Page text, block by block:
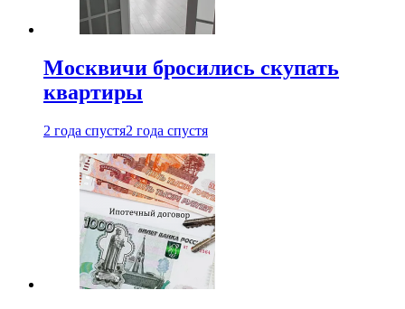
Москвичи бросились скупать
квартиры
2 года спустя2 года спустя